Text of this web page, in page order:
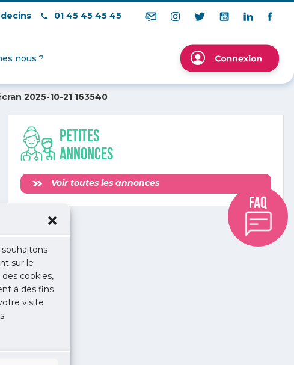
sur le
cookies,
à des fins
visite
01 45 45 45 45
nous ?
2025-10-21 163540
Petites
annonces
Voir toutes les annonces